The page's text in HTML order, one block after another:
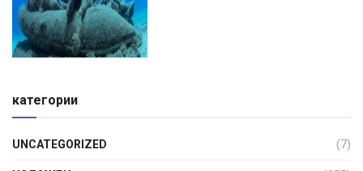
категории
UNCATEGORIZED (7)